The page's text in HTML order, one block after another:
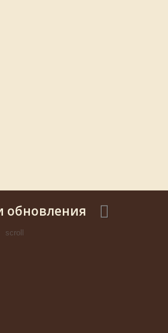
обновления
scroll